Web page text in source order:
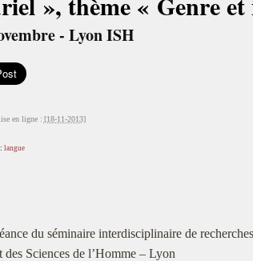
- Lyon ISH
en ligne : [18-11-2013]
langue
du séminaire interdisciplinaire de
des Sciences de l’Homme – Lyon